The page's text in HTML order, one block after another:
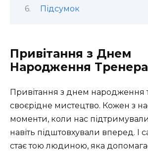
Підсумок
Привітання з Днем
Народження Тренера
Привітання з днем народження
своєрідне мистецтво. Кожен з
моменти, коли нас
навіть підштовхували вперед. І
стає тою людиною, яка